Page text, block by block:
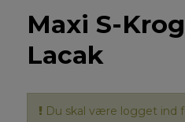
Maxi S-
Lacak
Du skal være logget ind